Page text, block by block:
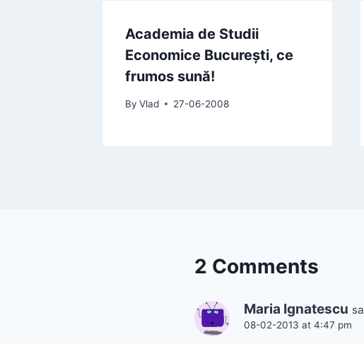
Academia de Studii
Economice București, ce
frumos sună!
By Vlad 27-06-2008
2 Comments
Maria Ignatescu
08-02-2013 at 4:47 pm